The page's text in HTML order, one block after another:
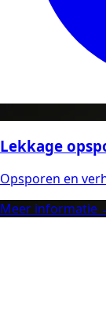
Lekkage
Opsporen en
Meer informatie